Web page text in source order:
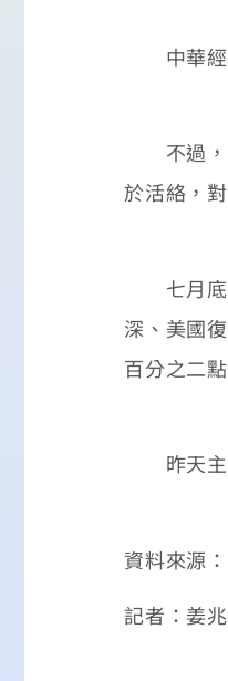
中華經
不過，
於活絡，
七月底
深、美國
百分之二
昨天主
資料來源
記者：姜